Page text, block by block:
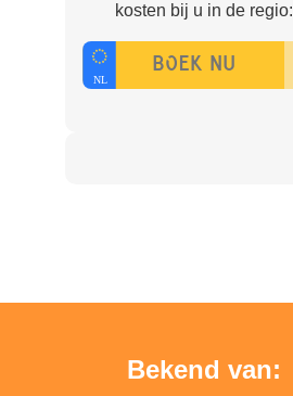
kosten bij u in de regio:
Bekend van: